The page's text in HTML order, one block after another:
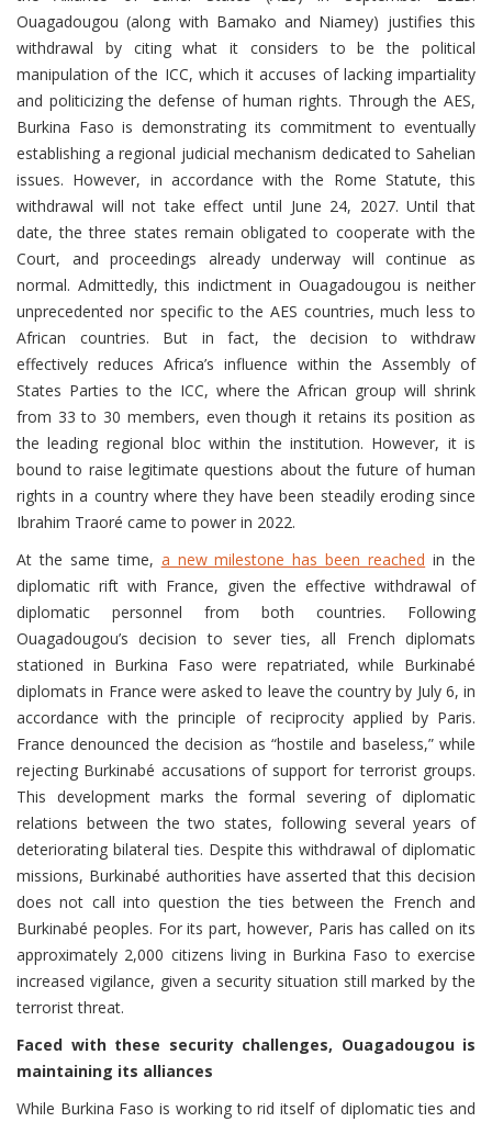
Ouagadougou (along with Bamako and Niamey) justifies this
withdrawal by citing what it considers to be the political
manipulation of the ICC, which it accuses of lacking impartiality
and politicizing the defense of human rights. Through the AES,
Burkina Faso is demonstrating its commitment to eventually
establishing a regional judicial mechanism dedicated to Sahelian
issues. However, in accordance with the Rome Statute, this
withdrawal will not take effect until June 24, 2027. Until that
date, the three states remain obligated to cooperate with the
Court, and proceedings already underway will continue as
normal. Admittedly, this indictment in Ouagadougou is neither
unprecedented nor specific to the AES countries, much less to
African countries. But in fact, the decision to withdraw
effectively reduces Africa’s influence within the Assembly of
States Parties to the ICC, where the African group will shrink
from 33 to 30 members, even though it retains its position as
the leading regional bloc within the institution. However, it is
bound to raise legitimate questions about the future of human
rights in a country where they have been steadily eroding since
Ibrahim Traoré came to power in 2022.
At the same time, a new milestone has been reached in the
diplomatic rift with France, given the effective withdrawal of
diplomatic personnel from both countries. Following
Ouagadougou’s decision to sever ties, all French diplomats
stationed in Burkina Faso were repatriated, while Burkinabé
diplomats in France were asked to leave the country by July 6, in
accordance with the principle of reciprocity applied by Paris.
France denounced the decision as “hostile and baseless,” while
rejecting Burkinabé accusations of support for terrorist groups.
This development marks the formal severing of diplomatic
relations between the two states, following several years of
deteriorating bilateral ties. Despite this withdrawal of diplomatic
missions, Burkinabé authorities have asserted that this decision
does not call into question the ties between the French and
Burkinabé peoples. For its part, however, Paris has called on its
approximately 2,000 citizens living in Burkina Faso to exercise
increased vigilance, given a security situation still marked by the
terrorist threat.
Faced with these security challenges, Ouagadougou is
maintaining its alliances
While Burkina Faso is working to rid itself of diplomatic ties and